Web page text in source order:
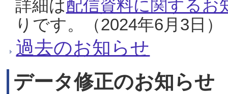
詳細は配信資料に関するお
りです。（2024年6月3日）
過去のお知らせ
データ修正のお知らせ